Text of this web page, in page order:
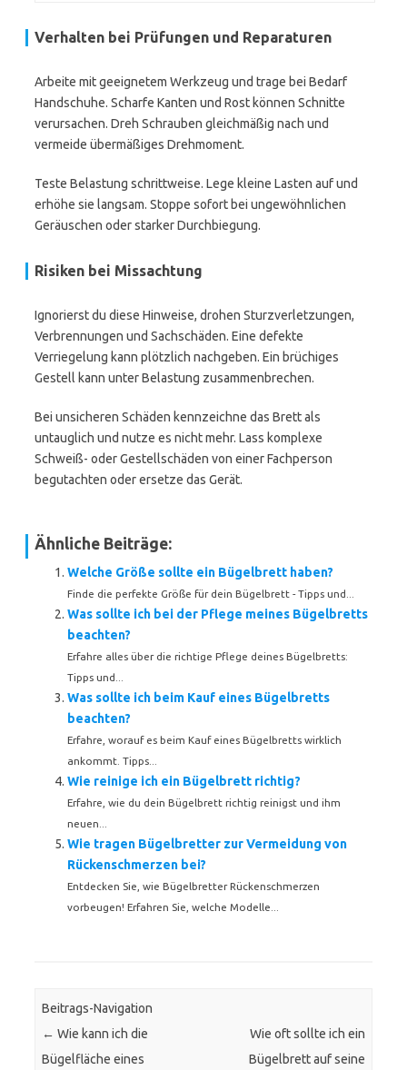
Verhalten bei Prüfungen und Reparaturen
Arbeite mit geeignetem Werkzeug und trage bei Bedarf
Handschuhe. Scharfe Kanten und Rost können Schnitte
verursachen. Dreh Schrauben gleichmäßig nach und
vermeide übermäßiges Drehmoment.
Teste Belastung schrittweise. Lege kleine Lasten auf und
erhöhe sie langsam. Stoppe sofort bei ungewöhnlichen
Geräuschen oder starker Durchbiegung.
Risiken bei Missachtung
Ignorierst du diese Hinweise, drohen Sturzverletzungen,
Verbrennungen und Sachschäden. Eine defekte
Verriegelung kann plötzlich nachgeben. Ein brüchiges
Gestell kann unter Belastung zusammenbrechen.
Bei unsicheren Schäden kennzeichne das Brett als
untauglich und nutze es nicht mehr. Lass komplexe
Schweiß- oder Gestellschäden von einer Fachperson
begutachten oder ersetze das Gerät.
Ähnliche Beiträge:
Welche Größe sollte ein Bügelbrett haben?
Finde die perfekte Größe für dein Bügelbrett - Tipps und...
Was sollte ich bei der Pflege meines Bügelbretts
beachten?
Erfahre alles über die richtige Pflege deines Bügelbretts:
Tipps und...
Was sollte ich beim Kauf eines Bügelbretts
beachten?
Erfahre, worauf es beim Kauf eines Bügelbretts wirklich
ankommt. Tipps...
Wie reinige ich ein Bügelbrett richtig?
Erfahre, wie du dein Bügelbrett richtig reinigst und ihm
neuen...
Wie tragen Bügelbretter zur Vermeidung von
Rückenschmerzen bei?
Entdecken Sie, wie Bügelbretter Rückenschmerzen
vorbeugen! Erfahren Sie, welche Modelle...
Beitrags-Navigation
← Wie kann ich die
Bügelfläche eines
Wie oft sollte ich ein
Bügelbrett auf seine